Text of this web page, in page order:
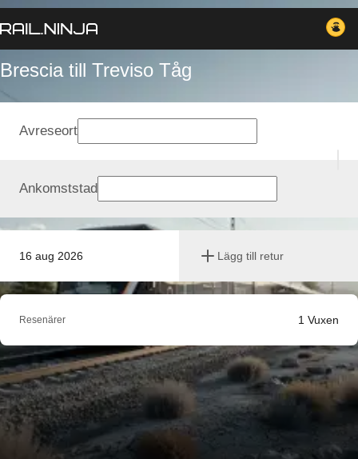
Brescia till Treviso Tåg
16 aug 2026 Lägg till retur
Avreseort
Ankomststad
Resenärer 1 Vuxen